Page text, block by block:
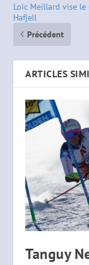
Loïc Meillard vise le
Hafjell
Précédent
ARTICLES
Tanguy